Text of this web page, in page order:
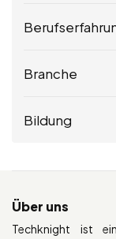
Branche
Bildung
Über uns
Techknight ist